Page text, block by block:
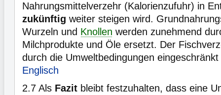
Nahrungsmittelverzehr (Kalorienzufuhr) in
zukünftig weiter steigen wird.
Wurzeln und Knollen werden zunehmend
Milchprodukte und Öle ersetzt. Der
durch die Umweltbedingungen
Englisch
2.7 Als Fazit bleibt festzuhalten, dass eine